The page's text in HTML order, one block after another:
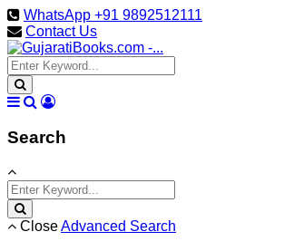
WhatsApp +91 9892512111
Contact Us
Search
CloseAdvanced Search